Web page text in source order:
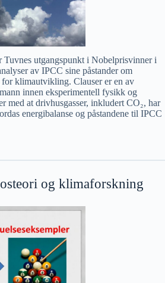
Tuvnes utgangspunkt i Nobelprisvinner i
av IPCC sine påstander om
for klimautvikling. Clauser er en av
innen eksperimentell fysikk og
med at drivhusgasser, inkludert CO₂, har
energibalanse og påstandene til IPCC
og klimaforskning